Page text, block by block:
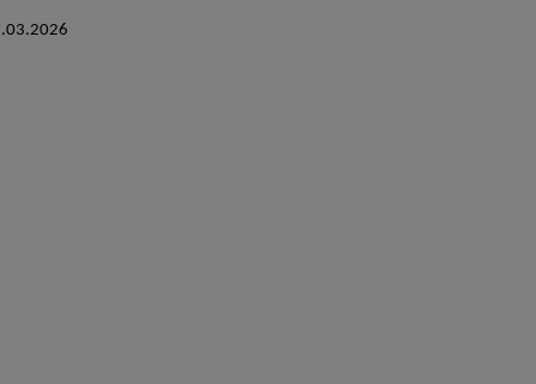
odo dňa: 17.03.2026